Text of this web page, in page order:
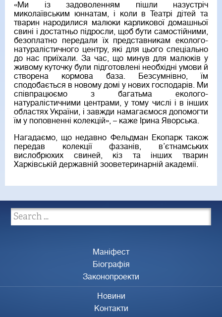
«Ми із задоволенням пішли назустріч
миколаївським юннатам, і коли в Театрі дітей та
тварин народилися малюки карликової домашньої
свині і достатньо підросли, щоб бути самостійними,
безоплатно передали їх представникам еколого-
натуралістичного центру, які для цього спеціально
до нас приїхали. За час, що минув для малюків у
живому куточку були підготовлені необхідні умови й
створена кормова база. Безсумнівно, їм
сподобається в новому домі у нових господарів. Ми
співпрацюємо з багатьма еколого-
натуралістичними центрами, у тому числі і в інших
областях України, і завжди намагаємося допомогти
їм у поповненні колекцій», – каже Ірина Яворська.
Нагадаємо, що недавно Фельдман Екопарк також
передав колекції фазанів, в’єтнамських
вислобрюхих свиней, кіз та інших тварин
Харківській державній зооветеринарній академії.
Маніфест
Біографія
Законопроекти
Новини
Контакти